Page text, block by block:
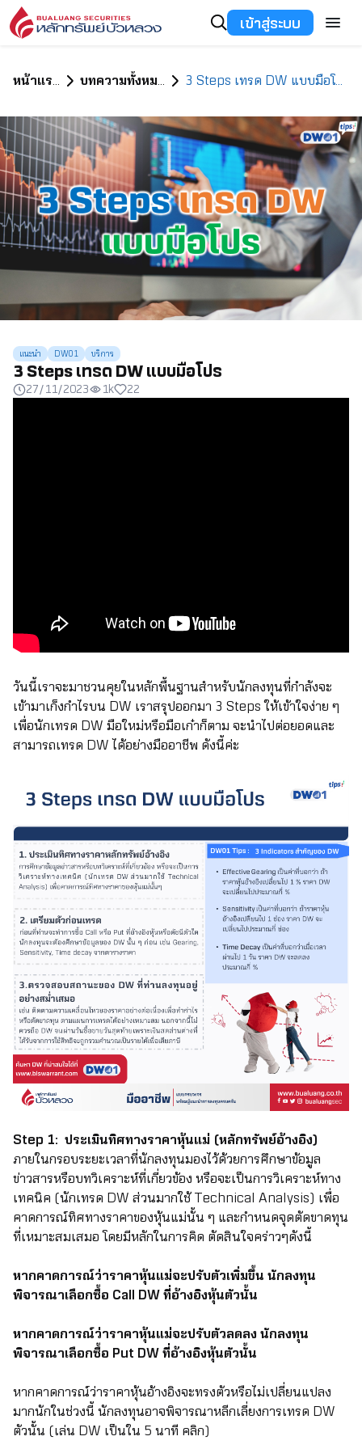
เข้าสู่ระบบ
หน้าแรก บทความทั้งหมด 3 Steps เทรด DW แบบมือโปร
แนะนำ DW01 บริการ
3 Steps เทรด DW แบบมือโปร
27/11/2023 1k 22
วันนี้เราจะมาชวนคุยในหลักพื้นฐานสำหรับนักลงทุนที่กำลังจะ
เข้ามาเก็งกำไรบน DW เราสรุปออกมา 3 Steps ให้เข้าใจง่าย ๆ
เพื่อนักเทรด DW มือใหม่หรือมือเก๋าก็ตาม จะนำไปต่อยอดและ
สามารถเทรด DW ได้อย่างมืออาชีพ ดังนี้ค่ะ
Step 1: ประเมินทิศทางราคาหุ้นแม่ (หลักทรัพย์อ้างอิง)
ภายในกรอบระยะเวลาที่นักลงทุนมองไว้ด้วยการศึกษาข้อมูล
ข่าวสารหรือบทวิเคราะห์ที่เกี่ยวข้อง หรือจะเป็นการวิเคราะห์ทาง
เทคนิค (นักเทรด DW ส่วนมากใช้ Technical Analysis) เพื่อ
คาดการณ์ทิศทางราคาของหุ้นแม่นั้น ๆ และกำหนดจุดตัดขาดทุน
ที่เหมาะสมเสมอ โดยมีหลักในการคิด ตัดสินใจคร่าวๆดังนี้
หากคาดการณ์ว่าราคาหุ้นแม่จะปรับตัวเพิ่มขึ้น นักลงทุน
พิจารณาเลือกซื้อ Call DW ที่อ้างอิงหุ้นตัวนั้น
หากคาดการณ์ว่าราคาหุ้นแม่จะปรับตัวลดลง นักลงทุน
พิจารณาเลือกซื้อ Put DW ที่อ้างอิงหุ้นตัวนั้น
หากคาดการณ์ว่าราคาหุ้นอ้างอิงจะทรงตัวหรือไม่เปลี่ยนแปลง
มากนักในช่วงนี้ นักลงทุนอาจพิจารณาหลีกเลี่ยงการเทรด DW
ตัวนั้น (เล่น DW เป็นใน 5 นาที คลิก)